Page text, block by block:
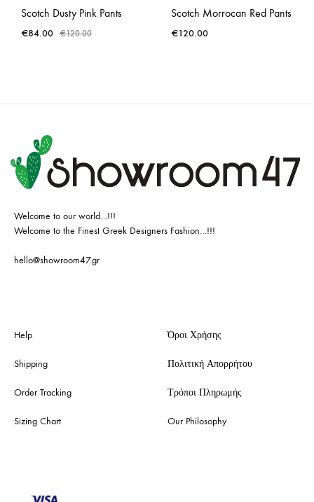
Scotch Dusty Pink Pants
€84.00 €120.00
Scotch Morrocan Red Pants
€120.00
Welcome to our world…!!!
Welcome to the Finest Greek Designers Fashion…!!!
hello@showroom47.gr
Help
Shipping
Order Tracking
Sizing Chart
Όροι Χρήσης
Πολιτική Απορρήτου
Τρόποι Πληρωμής
Our Philosophy